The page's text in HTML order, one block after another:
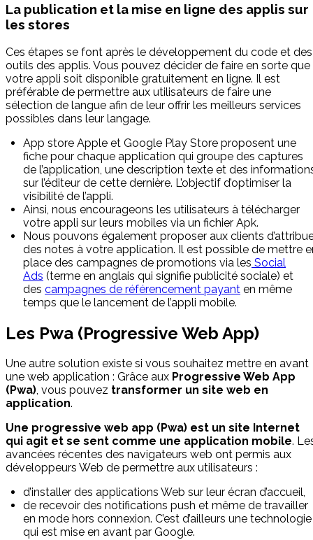
La publication et la mise en ligne des applis sur
les stores
Ces étapes se font après le développement du code et des
outils des applis. Vous pouvez décider de faire en sorte que
votre appli soit disponible gratuitement en ligne. Il est
préférable de permettre aux utilisateurs de faire une
sélection de langue afin de leur offrir les meilleurs services
possibles dans leur langage.
App store Apple et Google Play Store proposent une
fiche pour chaque application qui groupe des captures
de l’application, une description texte et des
sur l’éditeur de cette dernière. L’objectif d’optimiser la
visibilité de l’appli.
Ainsi, nous encourageons les utilisateurs à télécharger
votre appli sur leurs mobiles via un fichier Apk.
Nous pouvons également proposer aux clients
des notes à votre application. Il est possible de mettre
place des campagnes de promotions via les Social
Ads (terme en anglais qui signifie publicité sociale) et
des campagnes de référencement payant en même
temps que le lancement de l’appli mobile.
Les Pwa (Progressive Web App)
Une autre solution existe si vous souhaitez mettre en avant
une web application : Grâce aux Progressive Web App
(Pwa), vous pouvez transformer un site web en
application.
Une progressive web app (Pwa) est un site Internet
qui agit et se sent comme une application mobile.
avancées récentes des navigateurs web ont permis aux
développeurs Web de permettre aux utilisateurs :
d’installer des applications Web sur leur écran d’accueil,
de recevoir des notifications push et même de travailler
en mode hors connexion. C’est d’ailleurs une technologie
qui est mise en avant par Google.